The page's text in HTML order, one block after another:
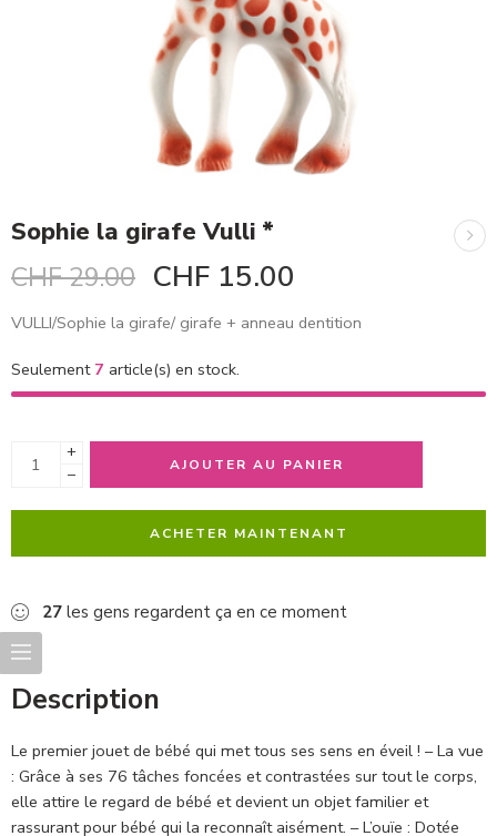
Sophie la girafe Vulli *
CHF29.00 CHF 15.00
VULLI/Sophie la girafe/ girafe + anneau dentition
Seulement 7 article(s) en stock.
+
−
AJOUTER AU PANIER
ACHETER MAINTENANT
27 les gens regardent ça en ce moment
Description
Le premier jouet de bébé qui met tous ses sens en éveil ! – La vue
: Grâce à ses 76 tâches foncées et contrastées sur tout le corps,
elle attire le regard de bébé et devient un objet familier et
rassurant pour bébé qui la reconnaît aisément. – L’ouïe : Dotée